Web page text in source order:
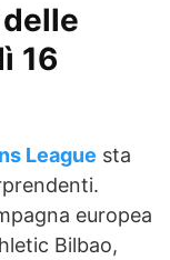
16
League sta
europea
Bilbao,